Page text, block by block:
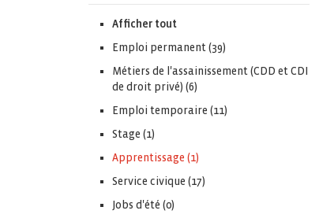
Afficher tout
Emploi permanent (39)
Métiers de l'assainissement (CDD et CDI
de droit privé) (6)
Emploi temporaire (11)
Stage (1)
Apprentissage (1)
Service civique (17)
Jobs d'été (0)